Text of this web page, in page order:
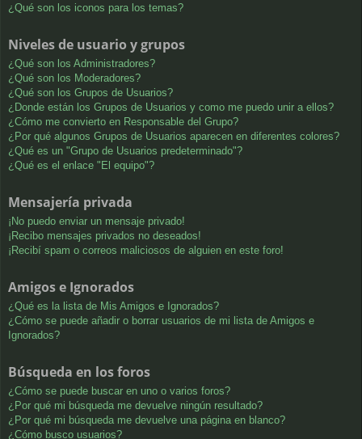
¿Qué son los iconos para los temas?
Niveles de usuario y grupos
¿Qué son los Administradores?
¿Qué son los Moderadores?
¿Qué son los Grupos de Usuarios?
¿Donde están los Grupos de Usuarios y como me puedo unir a ellos?
¿Cómo me convierto en Responsable del Grupo?
¿Por qué algunos Grupos de Usuarios aparecen en diferentes colores?
¿Qué es un "Grupo de Usuarios predeterminado"?
¿Qué es el enlace "El equipo"?
Mensajería privada
¡No puedo enviar un mensaje privado!
¡Recibo mensajes privados no deseados!
¡Recibí spam o correos maliciosos de alguien en este foro!
Amigos e Ignorados
¿Qué es la lista de Mis Amigos e Ignorados?
¿Cómo se puede añadir o borrar usuarios de mi lista de Amigos e
Ignorados?
Búsqueda en los foros
¿Cómo se puede buscar en uno o varios foros?
¿Por qué mi búsqueda me devuelve ningún resultado?
¿Por qué mi búsqueda me devuelve una página en blanco?
¿Cómo busco usuarios?